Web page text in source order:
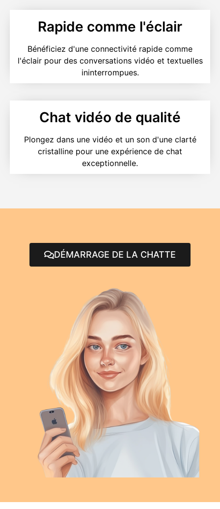
Rapide comme l'éclair
Bénéficiez d'une connectivité rapide comme
l'éclair pour des conversations vidéo et textuelles
ininterrompues.
Chat vidéo de qualité
Plongez dans une vidéo et un son d'une clarté
cristalline pour une expérience de chat
exceptionnelle.
DÉMARRAGE DE LA CHATTE